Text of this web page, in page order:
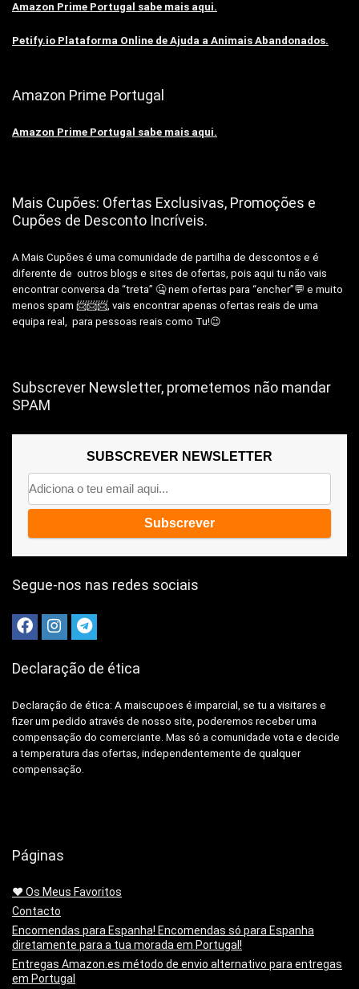
Amazon Prime Portugal sabe mais aqui.
Petify.io Plataforma Online de Ajuda a Animais Abandonados.
Amazon Prime Portugal
Amazon Prime Portugal sabe mais aqui.
Mais Cupões: Ofertas Exclusivas, Promoções e
Cupões de Desconto Incríveis.
A Mais Cupões é uma comunidade de partilha de descontos e é
diferente de outros blogs e sites de ofertas, pois aqui tu não vais
encontrar conversa da “treta” 🤐 nem ofertas para “encher”💬 e muito
menos spam 📨📨📨, vais encontrar apenas ofertas reais de uma
equipa real, para pessoas reais como Tu!😉
Subscrever Newsletter, prometemos não mandar
SPAM
SUBSCREVER NEWSLETTER
Segue-nos nas redes sociais
Declaração de ética
Declaração de ética: A maiscupoes é imparcial, se tu a visitares e
fizer um pedido através de nosso site, poderemos receber uma
compensação do comerciante. Mas só a comunidade vota e decide
a temperatura das ofertas, independentemente de qualquer
compensação.
Páginas
❤️ Os Meus Favoritos
Contacto
Encomendas para Espanha! Encomendas só para Espanha
diretamente para a tua morada em Portugal!
Entregas Amazon.es método de envio alternativo para entregas
em Portugal